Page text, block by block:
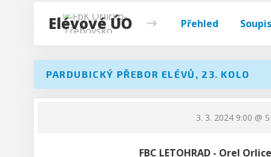
Elévové ÚO Přehled
PARDUBICKÝ PŘEBOR ELÉVŮ, 23. KOLO
3. 3. 2024 9:00 @
FBC LETOHRAD - Orel